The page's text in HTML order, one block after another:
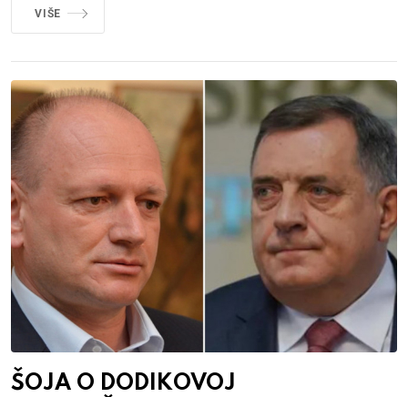
VIŠE
ŠOJA O DODIKOVOJ